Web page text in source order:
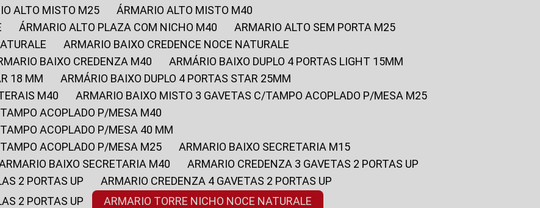
ALTO MISTO M25
ÁRMARIO ALTO MISTO M40
ÁRMARIO ALTO PLAZA COM NICHO M40
ARMARIO ALTO SEM PORTA M25
ARMARIO BAIXO CREDENCE NOCE NATURALE
BAIXO CREDENZA M40
ARMÁRIO BAIXO DUPLO 4 PORTAS LIGHT 15MM
18 MM
ARMÁRIO BAIXO DUPLO 4 PORTAS STAR 25MM
M40
ARMARIO BAIXO MISTO 3 GAVETAS C/TAMPO ACOPLADO P/MESA M25
ACOPLADO P/MESA M40
ACOPLADO P/MESA 40 MM
ACOPLADO P/MESA M25
ARMARIO BAIXO SECRETARIA M15
ARMARIO BAIXO SECRETARIA M40
ARMARIO CREDENZA 3 GAVETAS 2 PORTAS UP
2 PORTAS UP
ARMARIO CREDENZA 4 GAVETAS 2 PORTAS UP
2 PORTAS UP
ARMARIO TORRE NICHO NOCE NATURALE